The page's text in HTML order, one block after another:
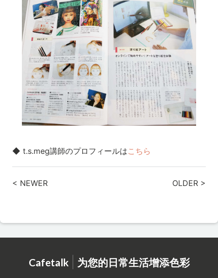
◆ t.s.meg講師のプロフィールはこちら
< NEWER OLDER >
Cafetalk | 为您的日常生活增添色彩